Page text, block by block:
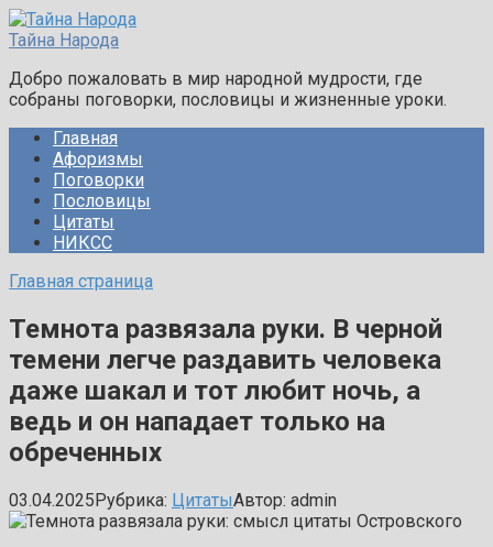
Перейти
к
Тайна Народа
Добро пожаловать в мир народной мудрости, где
собраны поговорки, пословицы и жизненные уроки.
Главная
Афоризмы
Поговорки
Пословицы
Цитаты
НИКСС
Главная страница
Темнота развязала руки. В черной
темени легче раздавить человека
даже шакал и тот любит ночь, а
ведь и он нападает только на
обреченных
03.04.2025Рубрика: ЦитатыАвтор: admin